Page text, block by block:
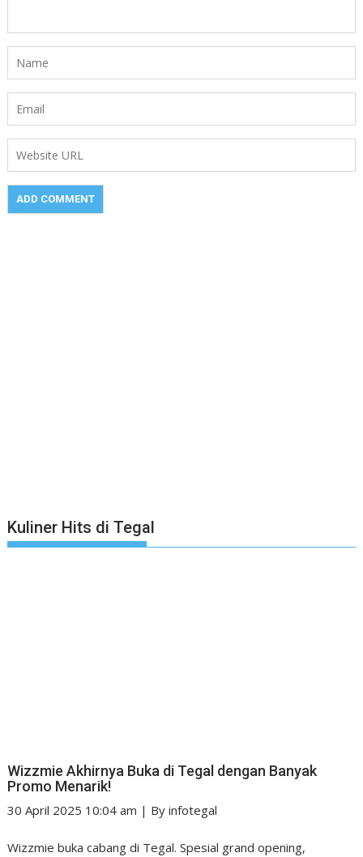
Kuliner Hits di Tegal
Wizzmie Akhirnya Buka di Tegal dengan Banyak
Promo Menarik!
30 April 2025 10:04 am | Byinfotegal
Wizzmie buka cabang di Tegal. Spesial grand opening,